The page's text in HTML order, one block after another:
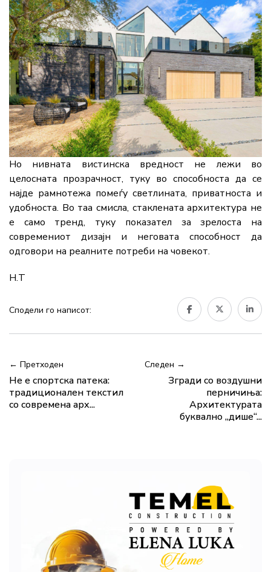
Но нивната вистинска вредност не лежи во
целосната прозрачност, туку во способноста да се
најде рамнотежа помеѓу светлината, приватноста и
удобноста. Во таа смисла, стаклената архитектура не
е само тренд, туку показател за зрелоста на
современиот дизајн и неговата способност да
одговори на реалните потреби на човекот.
Н.Т
Сподели го написот:
← Претходен
Не е спортска патека:
традиционален текстил
со современа арх...
Следен →
Згради со воздушни
перничиња:
Архитектурата
буквално „дише“...